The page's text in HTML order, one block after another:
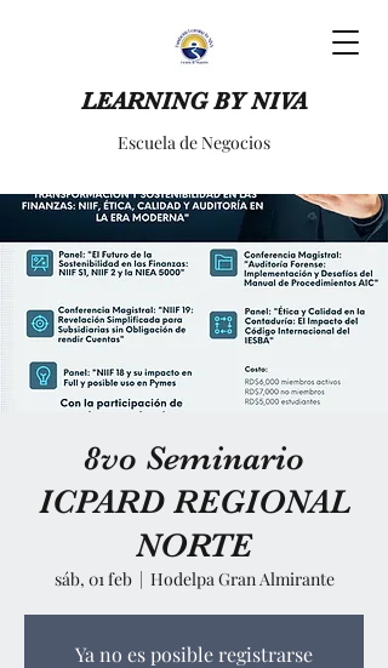
LEARNING BY NIVA
Escuela de Negocios
8vo Seminario
ICPARD REGIONAL
NORTE
sáb, 01 feb
  |
Hodelpa Gran Almirante
Ya no es posible registrarse